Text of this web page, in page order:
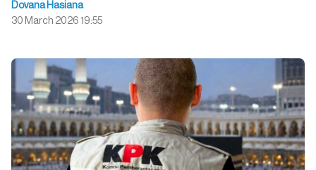
Dovana Hasiana
30 March 2026 19:55